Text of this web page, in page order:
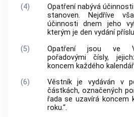
(4)
Opatření nabývá
stanoven. Nejdříve
účinnosti dnem jeho
kterým je den vydání
(5)
Opatření jsou ve
pořadovými čísly,
koncem každého
(6)
Věstník je vydáván v
částkách, označených
řada se uzavírá koncem
roku.“.